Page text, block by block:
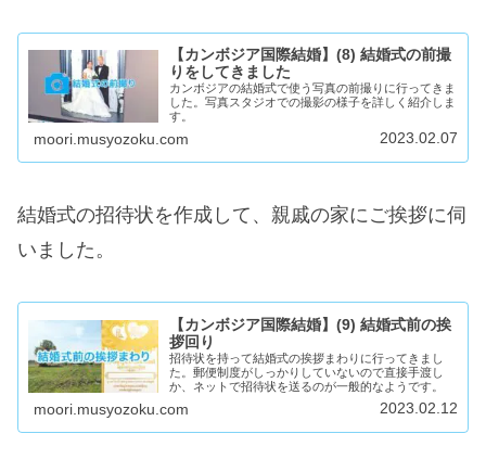
【カンボジア国際結婚】(8) 結婚式の前撮
りをしてきました
カンボジアの結婚式で使う写真の前撮りに行ってきま
した。写真スタジオでの撮影の様子を詳しく紹介しま
す。
moori.musyozoku.com 2023.02.07
結婚式の招待状を作成して、親戚の家にご挨拶に伺
いました。
【カンボジア国際結婚】(9) 結婚式前の挨
拶回り
招待状を持って結婚式の挨拶まわりに行ってきまし
た。郵便制度がしっかりしていないので直接手渡し
か、ネットで招待状を送るのが一般的なようです。
moori.musyozoku.com 2023.02.12